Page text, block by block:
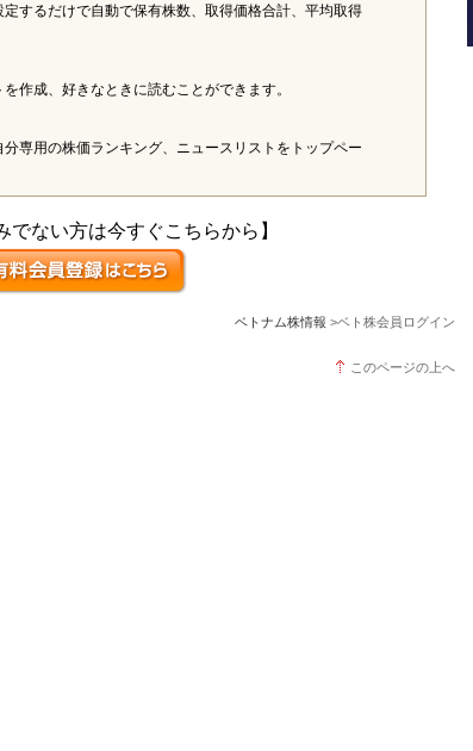
するだけで自動で保有株数、取得価格合計、平均取得
作成、好きなときに読むことができます。
専用の株価ランキング、ニュースリストをトップペー
でない方は今すぐこちらから】
ベトナム株情報 >ベト株会員ログイン
このページの上へ